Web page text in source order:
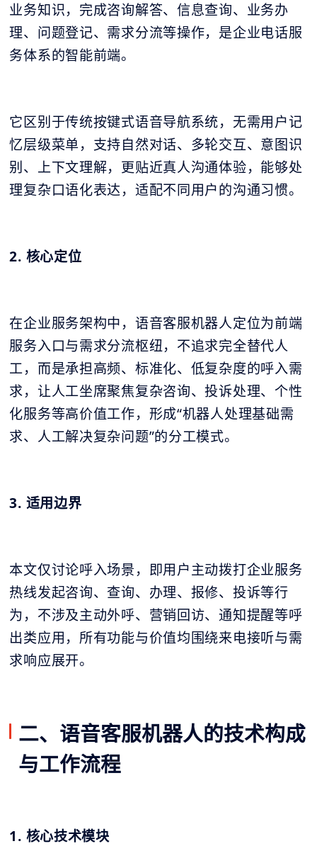
业务知识，完成咨询解答、信息查询、业务办
理、问题登记、需求分流等操作，是企业电话服
务体系的智能前端。
它区别于传统按键式语音导航系统，无需用户记
忆层级菜单，支持自然对话、多轮交互、意图识
别、上下文理解，更贴近真人沟通体验，能够处
理复杂口语化表达，适配不同用户的沟通习惯。
2. 核心定位
在企业服务架构中，语音客服机器人定位为前端
服务入口与需求分流枢纽，不追求完全替代人
工，而是承担高频、标准化、低复杂度的呼入需
求，让人工坐席聚焦复杂咨询、投诉处理、个性
化服务等高价值工作，形成“机器人处理基础需
求、人工解决复杂问题”的分工模式。
3. 适用边界
本文仅讨论呼入场景，即用户主动拨打企业服务
热线发起咨询、查询、办理、报修、投诉等行
为，不涉及主动外呼、营销回访、通知提醒等呼
出类应用，所有功能与价值均围绕来电接听与需
求响应展开。
二、语音客服机器人的技术构成
与工作流程
1. 核心技术模块